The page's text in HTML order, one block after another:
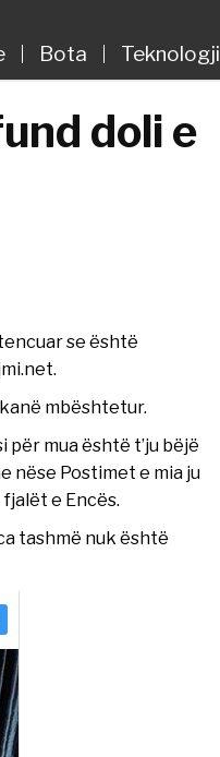
Bota Teknologji
doli e
se është
mbështetur.
mua është t’ju bëjë
nëse Postimet e mia ju
fjalët e Encës.
tashmë nuk është